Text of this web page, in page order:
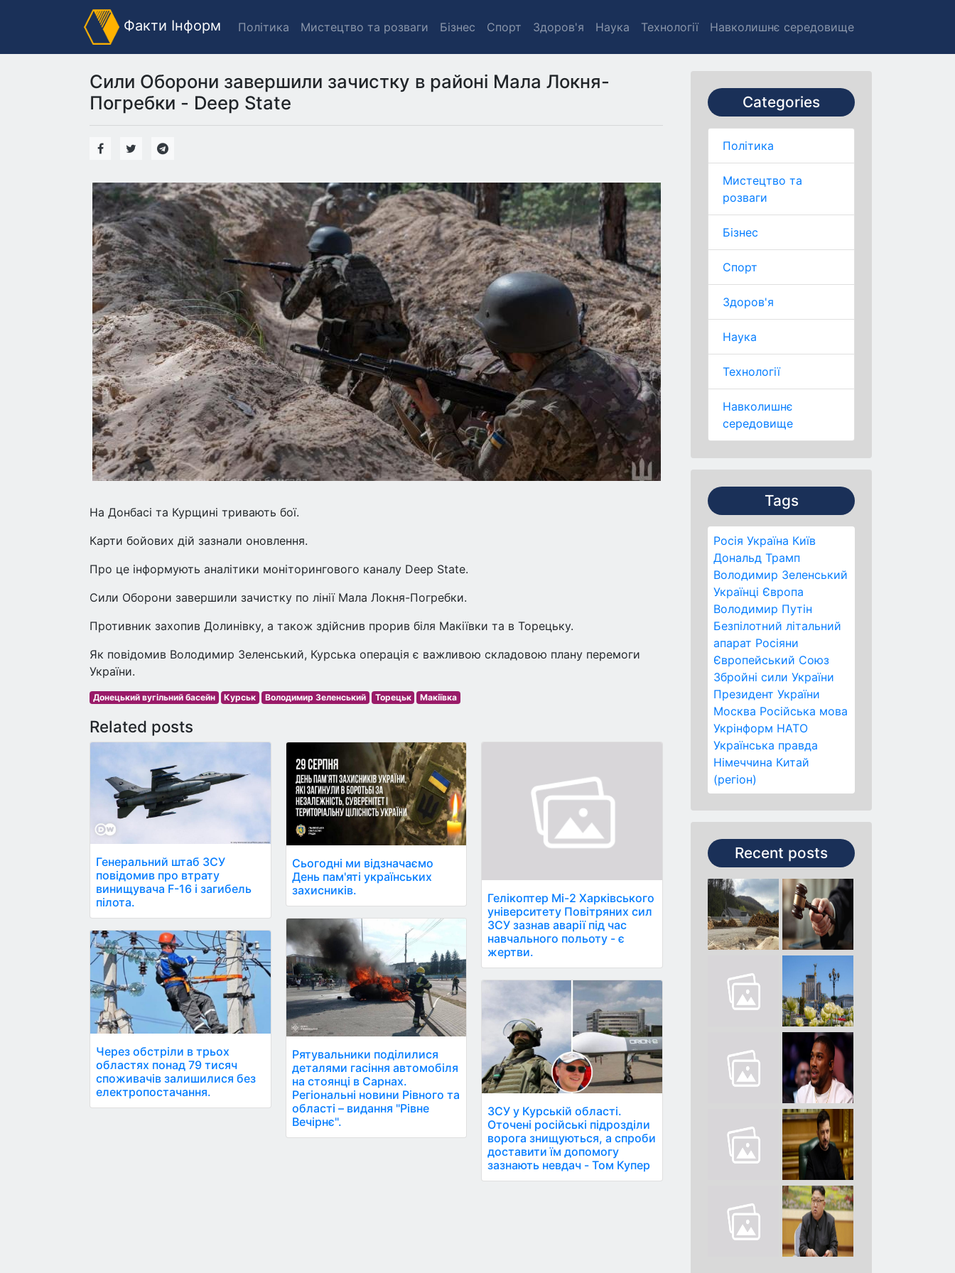
Факти Інформ Політика Мистецтво та розваги Бізнес Спорт Здоров'я Наука Технології Навколишнє середовище
Categories
Політика
Мистецтво та
розваги
Бізнес
Спорт
Здоров'я
Наука
Технології
Навколишнє
середовище
Tags
Росія Україна Київ
Дональд Трамп
Володимир Зеленський
Українці Європа
Володимир Путін
Безпілотний літальний
апарат Росіяни
Європейський Союз
Збройні сили України
Президент України
Москва Російська мова
Укрінформ НАТО
Українська правда
Німеччина Китай
(регіон)
Recent posts
Сили Оборони завершили зачистку в районі Мала Локня-
Погребки - Deep State
На Донбасі та Курщині тривають бої.
Карти бойових дій зазнали оновлення.
Про це інформують аналітики моніторингового каналу Deep State.
Сили Оборони завершили зачистку по лінії Мала Локня-Погребки.
Противник захопив Долинівку, а також здійснив прорив біля Макіївки та в Торецьку.
Як повідомив Володимир Зеленський, Курська операція є важливою складовою плану перемоги
України.
Донецький вугільний басейн Курськ Володимир Зеленський Торецьк Макіївка
Related posts
Генеральний штаб ЗСУ
повідомив про втрату
винищувача F-16 і загибель
пілота.
Через обстріли в трьох
областях понад 79 тисяч
споживачів залишилися без
електропостачання.
Сьогодні ми відзначаємо
День пам'яті українських
захисників.
Рятувальники поділилися
деталями гасіння автомобіля
на стоянці в Сарнах.
Регіональні новини Рівного та
області – видання "Рівне
Вечірнє".
Гелікоптер Мі-2 Харківського
університету Повітряних сил
ЗСУ зазнав аварії під час
навчального польоту - є
жертви.
ЗСУ у Курській області.
Оточені російські підрозділи
ворога знищуються, а спроби
доставити їм допомогу
зазнають невдач - Том Купер